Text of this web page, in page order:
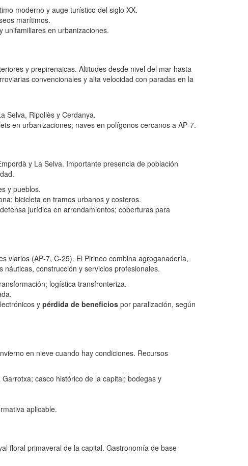
moderno y auge turístico del siglo XX.
marítimos.
unifamiliares en urbanizaciones.
y prepirenaicas. Altitudes desde nivel del mar hasta
convencionales y alta velocidad con paradas en la
Selva, Ripollès y Cerdanya.
en urbanizaciones; naves en polígonos cercanos a AP‑7.
y La Selva. Importante presencia de población
y pueblos.
bicicleta en tramos urbanos y costeros.
jurídica en arrendamientos; coberturas para
viarios (AP‑7, C‑25). El Pirineo combina agroganadería,
construcción y servicios profesionales.
logística transfronteriza.
ypérdida de beneficios por paralización, según
en nieve cuando hay condiciones. Recursos
casco histórico de la capital; bodegas y
aplicable.
floral primaveral de la capital. Gastronomía de base